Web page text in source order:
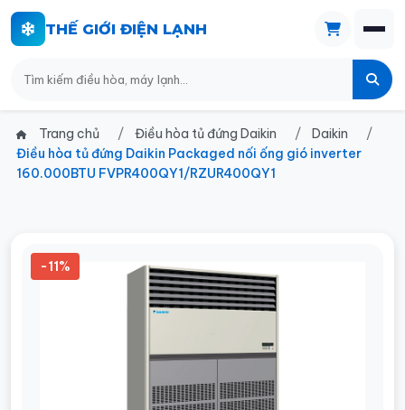
THẾ GIỚI ĐIỆN LẠNH
Trang chủ Điều hòa tủ đứng Daikin
Daikin
Điều hòa tủ đứng Daikin Packaged nối ống gió inverter
160.000BTU FVPR400QY1/RZUR400QY1
-11%